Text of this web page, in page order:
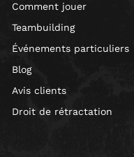
Comment jouer
Teambuilding
Événements particuliers
Blog
Avis clients
Droit de rétractation